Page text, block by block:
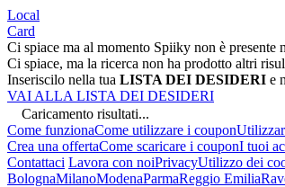
Local
Card
Ci spiace ma al momento Spiiky non è presente
Ci spiace, ma la ricerca non ha prodotto altri
Inseriscilo nella tua LISTA DEI DESIDERI e
VAI ALLA LISTA DEI DESIDERI
Caricamento risultati...
Come funzionaCome utilizzare i coupon
Crea una offertaCome scaricare i couponI tuoi
Contattaci Lavora con noiPrivacyUtilizzo dei
BolognaMilanoModenaParmaReggio Emilia